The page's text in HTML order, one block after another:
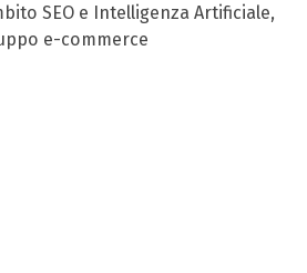
SEO e Intelligenza Artificiale,
e-commerce